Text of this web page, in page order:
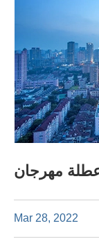
Mar 28, 2022